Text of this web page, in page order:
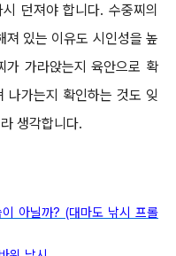
던져야 합니다. 수중찌의
져 있는 이유도 시인성을 높
가 가라앉는지 육안으로 확
나가는지 확인하는 것도 잊
생각합니다.
아닐까? (대마도 낚시 프롤